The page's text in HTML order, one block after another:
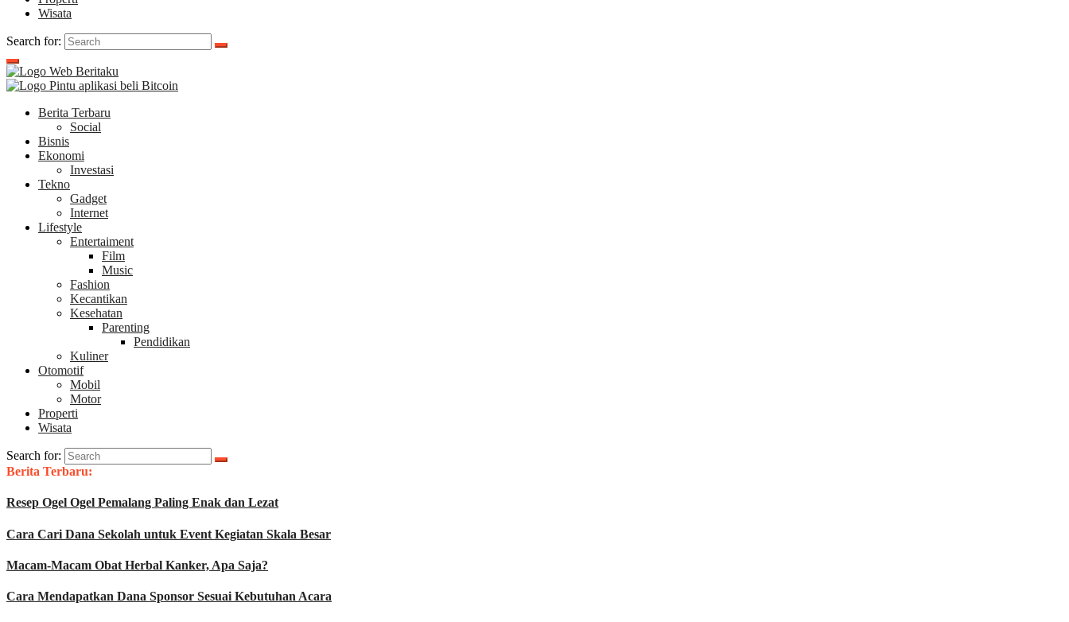
Wisata
Search for:
Berita Terbaru
Social
Bisnis
Ekonomi
Investasi
Tekno
Gadget
Internet
Lifestyle
Entertaiment
Film
Music
Fashion
Kecantikan
Kesehatan
Parenting
Pendidikan
Kuliner
Otomotif
Mobil
Motor
Properti
Wisata
Search for:
Berita Terbaru:
Resep Ogel Ogel Pemalang Paling Enak dan Lezat
Cara Cari Dana Sekolah untuk Event Kegiatan Skala Besar
Macam-Macam Obat Herbal Kanker, Apa Saja?
Cara Mendapatkan Dana Sponsor Sesuai Kebutuhan Acara